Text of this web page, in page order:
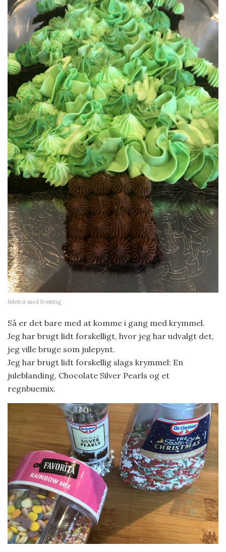
Juletræ med frosting
Så er det bare med at komme i gang med krymmel.
Jeg har brugt lidt forskelligt, hvor jeg har udvalgt det,
jeg ville bruge som julepynt.
Jeg har brugt lidt forskellig slags krymmel: En
juleblanding, Chocolate Silver Pearls og et
regnbuemix.